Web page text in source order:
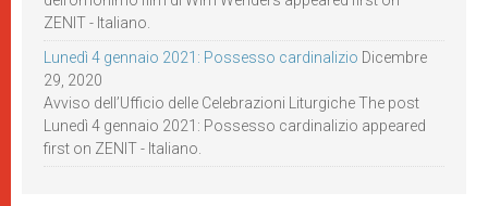
ZENIT - Italiano.
Lunedì 4 gennaio 2021: Possesso cardinalizio Dicembre
29, 2020
Avviso dell’Ufficio delle Celebrazioni Liturgiche The post
Lunedì 4 gennaio 2021: Possesso cardinalizio appeared
first on ZENIT - Italiano.